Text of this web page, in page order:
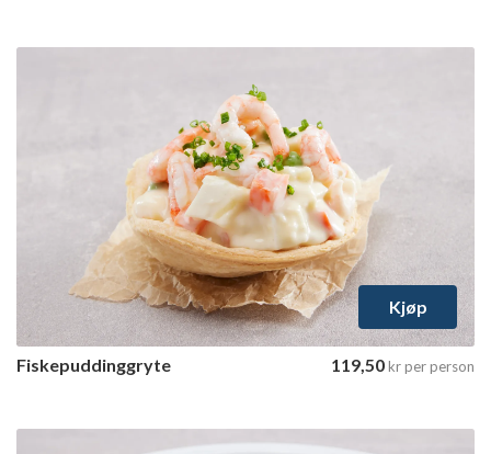
Kjøp
Fiskepuddinggryte
1 tilgjengelig variant
Velg varianter
Fiskepuddinggryte 119,50krper person